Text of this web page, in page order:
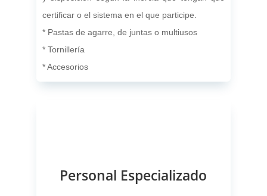
certificar o el sistema en el que participe.
* Pastas de agarre, de juntas o multiusos
* Tornillería
* Accesorios
Personal Especializado